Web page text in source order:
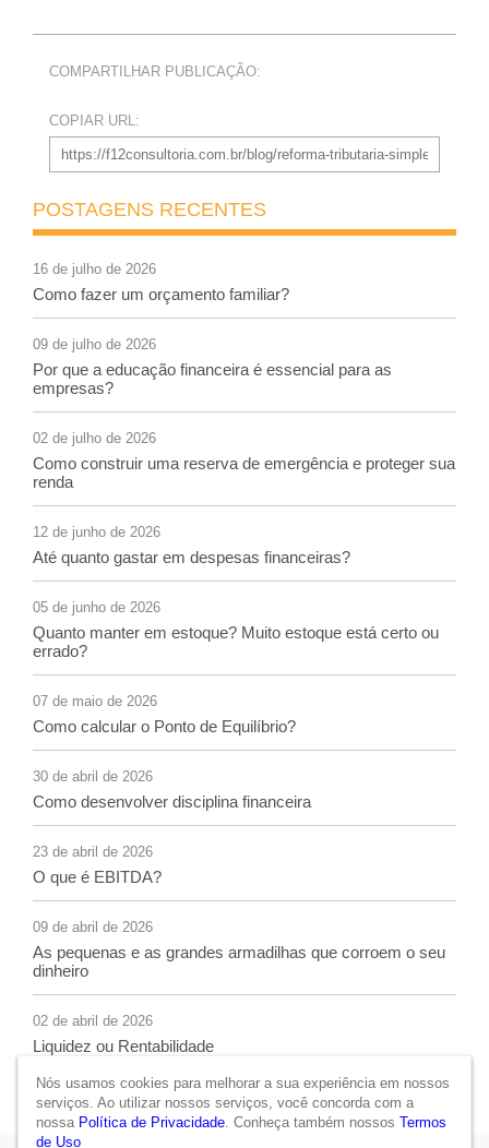
COMPARTILHAR PUBLICAÇÃO:
COPIAR URL:
POSTAGENS RECENTES
16 de julho de 2026
Como fazer um orçamento familiar?
09 de julho de 2026
Por que a educação financeira é essencial para as
empresas?
02 de julho de 2026
Como construir uma reserva de emergência e proteger sua
renda
12 de junho de 2026
Até quanto gastar em despesas financeiras?
05 de junho de 2026
Quanto manter em estoque? Muito estoque está certo ou
errado?
07 de maio de 2026
Como calcular o Ponto de Equilíbrio?
30 de abril de 2026
Como desenvolver disciplina financeira
23 de abril de 2026
O que é EBITDA?
09 de abril de 2026
As pequenas e as grandes armadilhas que corroem o seu
dinheiro
02 de abril de 2026
Liquidez ou Rentabilidade
Nós usamos cookies para melhorar a sua experiência em nossos
serviços. Ao utilizar nossos serviços, você concorda com a
nossa Política de Privacidade. Conheça também nossos Termos
de Uso